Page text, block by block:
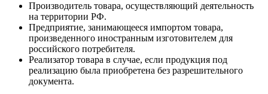
Производитель товара, осуществляющий деятельность
на территории РФ.
Предприятие, занимающееся импортом товара,
произведенного иностранным изготовителем для
российского потребителя.
Реализатор товара в случае, если продукция под
реализацию была приобретена без разрешительного
документа.